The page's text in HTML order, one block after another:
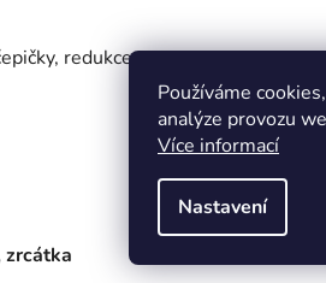
Používáme
analýze provozu
Více informací
Nastavení
redukce
zrcátka